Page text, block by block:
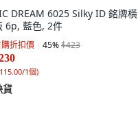
DREAM 6025 Silky ID 銘牌橫
6p, 藍色, 2件
折扣價 45%$423
1個)
貨